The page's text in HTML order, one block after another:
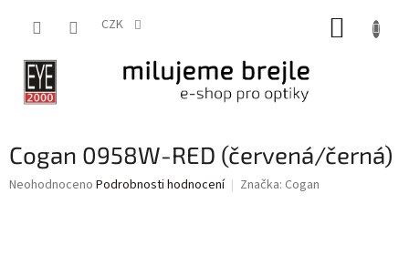
CZK
Cogan 0958W-RED (červená/černá)
Průměrné
Neohodnoceno Podrobnosti hodnocení Značka: Cogan